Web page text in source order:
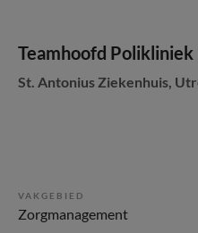
Teamhoofd Polikliniek
St. Antonius Ziekenhuis,
VAKGEBIED
Zorgmanagement